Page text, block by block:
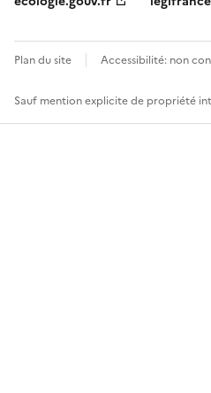
Plan du site Accessibilité: non
Sauf mention explicite de propriété